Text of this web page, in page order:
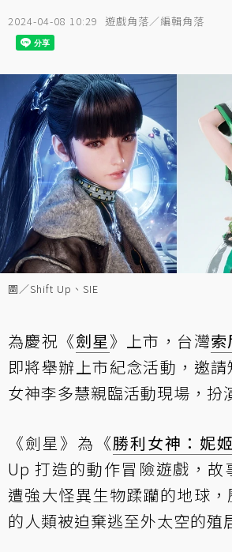
2024-04-08 10:29 遊戲角落／編輯角落
圖／Shift Up、SIE
為慶祝《劍星》上市，台灣
即將舉辦上市紀念活動，邀
女神李多慧親臨活動現場，扮
《劍星》為《勝利女神：妮姬
Up 打造的動作冒險遊戲，故
遭強大怪異生物蹂躪的地球
的人類被迫棄逃至外太空的殖